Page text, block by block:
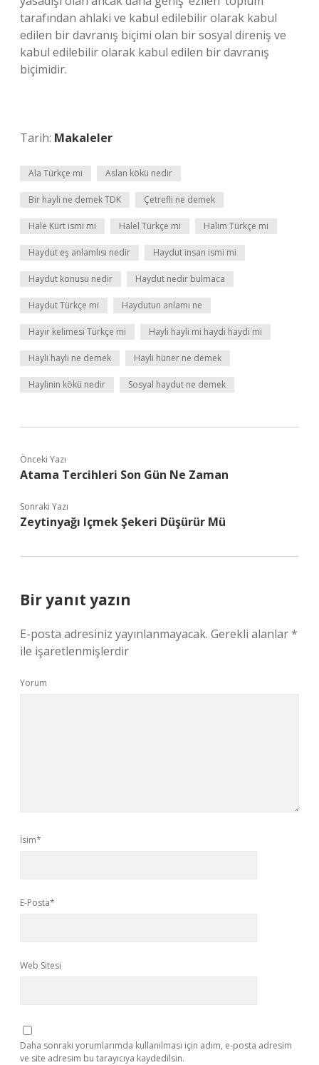
tarafından ahlaki ve kabul edilebilir olarak kabul
edilen bir davranış biçimi olan bir sosyal direniş ve
kabul edilebilir olarak kabul edilen bir davranış
biçimidir.
Tarih: Makaleler
Ala Türkçe mi Aslan kökü nedir
Bir hayli ne demek TDK Çetrefli ne demek
Hale Kürt ismi mi Halel Türkçe mi Halim Türkçe mi
Haydut eş anlamlısı nedir Haydut insan ismi mi
Haydut konusu nedir Haydut nedir bulmaca
Haydut Türkçe mi Haydutun anlamı ne
Hayır kelimesi Türkçe mi Hayli hayli mi haydi haydi mi
Hayli hayli ne demek Hayli hüner ne demek
Haylinin kökü nedir Sosyal haydut ne demek
Önceki Yazı
Atama Tercihleri Son Gün Ne Zaman
Sonraki Yazı
Zeytinyağı Içmek Şekeri Düşürür Mü
Bir yanıt yazın
E-posta adresiniz yayınlanmayacak. Gerekli alanlar*
ile işaretlenmişlerdir
Yorum
İsim*
E-Posta*
Web Sitesi
Daha sonraki yorumlarımda kullanılması için adım, e-posta adresim
ve site adresim bu tarayıcıya kaydedilsin.